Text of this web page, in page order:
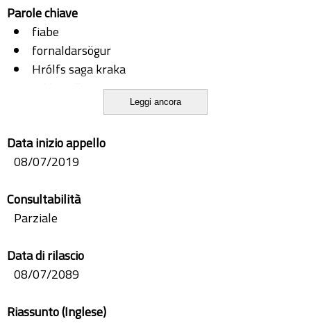
Parole chiave
fiabe
fornaldarsögur
Hrólfs saga kraka
romanzi cavallereschiLeggi ancora
Data inizio appello
08/07/2019
Consultabilità
Parziale
Data di rilascio
08/07/2089
Riassunto (Inglese)